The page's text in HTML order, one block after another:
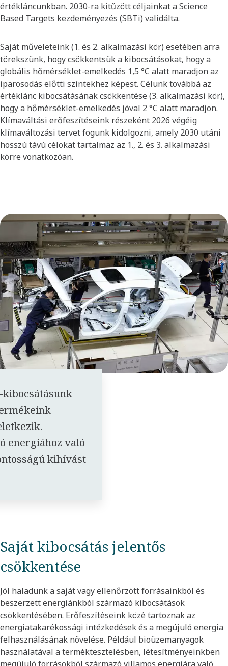
értékláncunkban. 2030-ra kitűzött céljainkat a Science
Based Targets kezdeményezés (SBTi) validálta.
Saját műveleteink (1. és 2. alkalmazási kör) esetében arra
törekszünk, hogy csökkentsük a kibocsátásokat, hogy a
globális hőmérséklet-emelkedés 1,5 °C alatt maradjon az
iparosodás előtti szintekhez képest. Célunk továbbá az
értéklánc kibocsátásának csökkentése (3. alkalmazási kör),
hogy a hőmérséklet-emelkedés jóval 2 °C alatt maradjon.
Klímaváltási erőfeszítéseink részeként 2026 végéig
klímaváltozási tervet fogunk kidolgozni, amely 2030 utáni
hosszú távú célokat tartalmaz az 1., 2. és 3. alkalmazási
körre vonatkozóan.
kibocsátásunk
energiához való
kihívást
Saját kibocsátás jelentős
csökkentése
Jól haladunk a saját vagy ellenőrzött forrásainkból és
beszerzett energiánkból származó kibocsátások
csökkentésében. Erőfeszítéseink közé tartoznak az
energiatakarékossági intézkedések és a megújuló energia
felhasználásának növelése. Például bioüzemanyagok
használatával a terméktesztelésben, létesítményeinkben